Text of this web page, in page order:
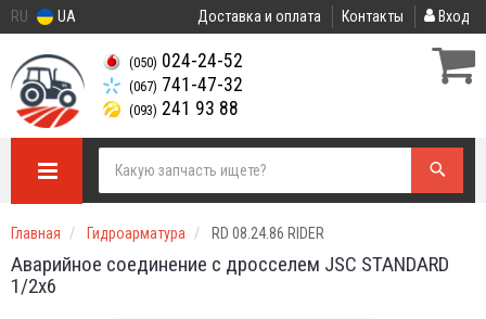
RU UA Доставка и оплата Контакты Вход
(050) 024-24-52
(067) 741-47-32
(093) 241 93 88
Главная Гидроарматура RD 08.24.86 RIDER
Аварийное соединение с дросселем JSC STANDARD
1/2х6